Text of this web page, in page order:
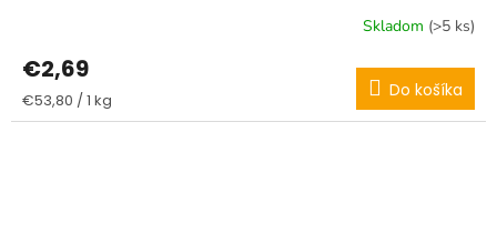
Skladom (>5 ks)
€2,69
Jednotková
cena:
€53,80 / 1 kg Do košíka